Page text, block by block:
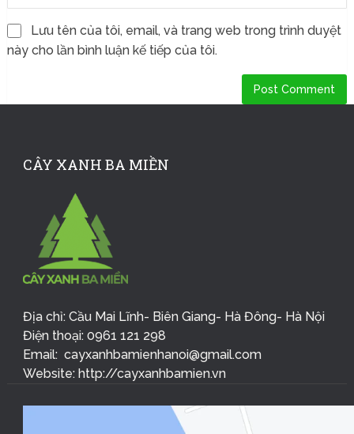
Lưu tên của tôi, email, và trang web trong trình duyệt
này cho lần bình luận kế tiếp của tôi.
CÂY XANH BA MIỀN
Địa chỉ: Cầu Mai Lĩnh- Biên Giang- Hà Đông- Hà Nội
Điện thoại: 0961 121 298
Email: cayxanhbamienhanoi@gmail.com
Website: http://cayxanhbamien.vn